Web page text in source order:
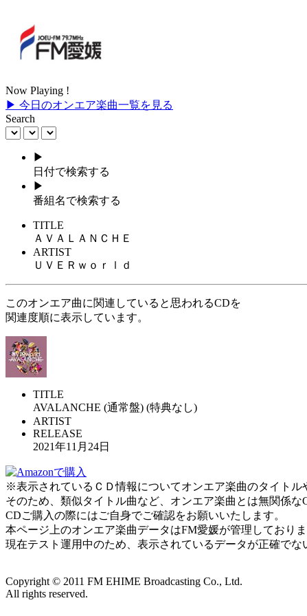
Now Playing !
▶ 今日のオンエア楽曲一覧を見る
Search
▶
日付で検索する
▶
番組名で検索する
TITLE
ＡＶＡＬＡＮＣＨＥ
ARTIST
ＵＶＥＲｗｏｒｌｄ
このオンエア曲に関連していると思われるCDを
関連度順に表示しています。
TITLE
AVALANCHE (通常盤) (特典なし)
ARTIST
RELEASE
2021年11月24日
※表示されているＣＤ情報についてオンエア楽曲のタイトル
そのため、類似タイトル曲など、オンエア楽曲とは無関係
CDご購入の際にはご自身でご確認をお願いいたします。
本ページ上のオンエア楽曲データはFM愛媛が管理しており
現在テスト運用中のため、表示されているデータが正確でな
Copyright © 2011 FM EHIME Broadcasting Co., Ltd.
All rights reserved.